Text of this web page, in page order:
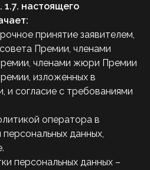
1.7. настоящего
принятие заявителем,
Премии, членами
членами жюри Премии
изложенных в
согласие с требованиями
оператора в
данных,
персональных данных –